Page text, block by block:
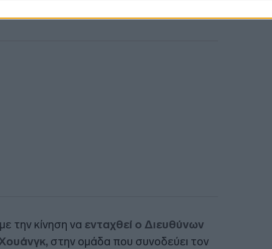
την κίνηση να ενταχθεί ο Διευθύνων
στην ομάδα που συνοδεύει τον